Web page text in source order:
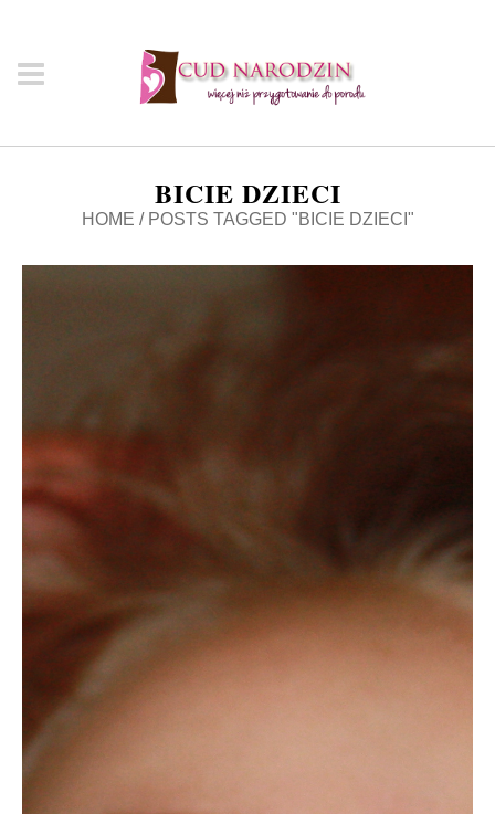
BICIE DZIECI
HOME / POSTS TAGGED "BICIE DZIECI"